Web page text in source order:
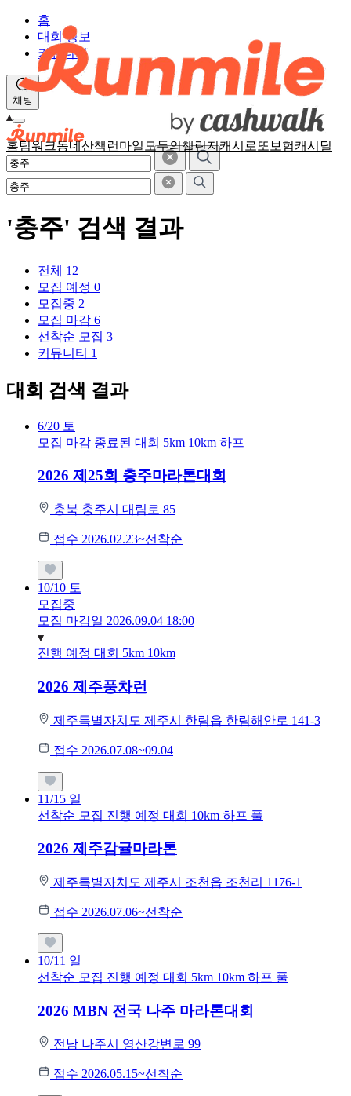
홈팀워크동네산책 런마일 모두의챌린지캐시로또 보험캐시딜
홈
대회 정보
커뮤니티
채팅
'충주' 검색 결과
전체 12
모집 예정 0
모집중 2
모집 마감 6
선착순 모집 3
커뮤니티 1
대회 검색 결과
6/20 토
모집 마감 종료된 대회 5km 10km 하프
2026 제25회 충주마라톤대회
충북 충주시 대림로 85
접수 2026.02.23~선착순
10/10 토
모집중
모집 마감일 2026.09.04 18:00
진행 예정 대회 5km 10km
2026 제주풍차런
제주특별자치도 제주시 한림읍 한림해안로 141-3
접수 2026.07.08~09.04
11/15 일
선착순 모집 진행 예정 대회 10km 하프 풀
2026 제주감귤마라톤
제주특별자치도 제주시 조천읍 조천리 1176-1
접수 2026.07.06~선착순
10/11 일
선착순 모집 진행 예정 대회 5km 10km 하프 풀
2026 MBN 전국 나주 마라톤대회
전남 나주시 영산강변로 99
접수 2026.05.15~선착순